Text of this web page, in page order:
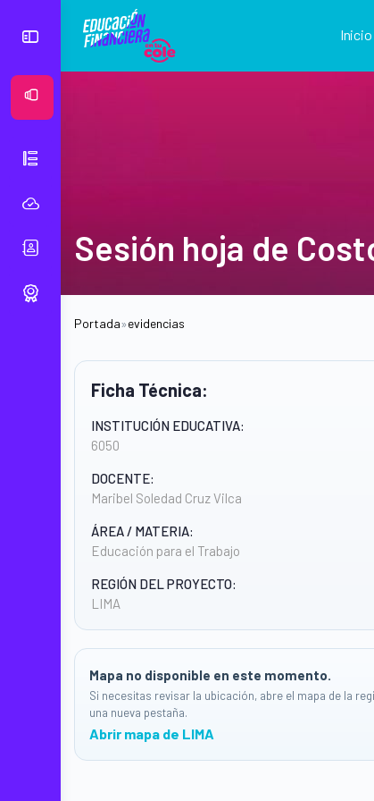
Inicio
Sesión hoja de
Portada»evidencias
Ficha Técnica:
INSTITUCIÓN EDUCATIVA:
6050
DOCENTE:
Maribel Soledad Cruz Vilca
ÁREA / MATERIA:
Educación para el Trabajo
REGIÓN DEL PROYECTO:
LIMA
Mapa no disponible en este momento.
Si necesitas revisar la ubicación, abre el mapa de la
una nueva pestaña.
Abrir mapa de LIMA